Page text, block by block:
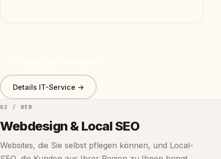
Details IT-Service →
02 / WEB
Webdesign & Local SEO
Websites, die Sie selbst pflegen können, und Local-